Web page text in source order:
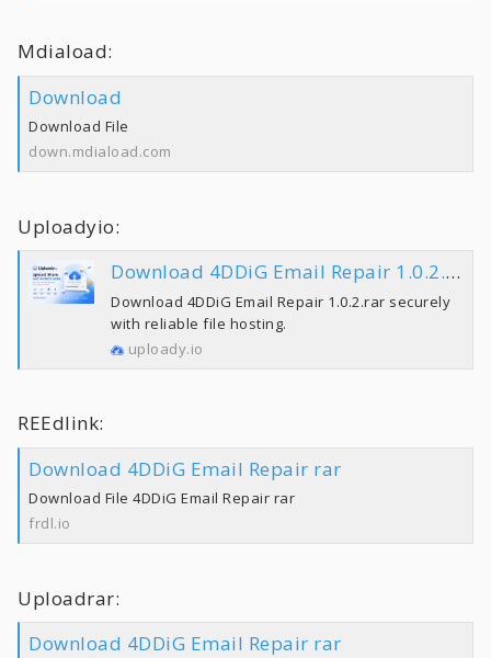
Mdiaload:
Download
Download File
down.mdiaload.com
Uploadyio:
Download 4DDiG Email Repair 1.0.2.rar | Uploady.io
Download 4DDiG Email Repair 1.0.2.rar securely
with reliable file hosting.
uploady.io
REEdlink:
Download 4DDiG Email Repair rar
Download File 4DDiG Email Repair rar
frdl.io
Uploadrar:
Download 4DDiG Email Repair rar